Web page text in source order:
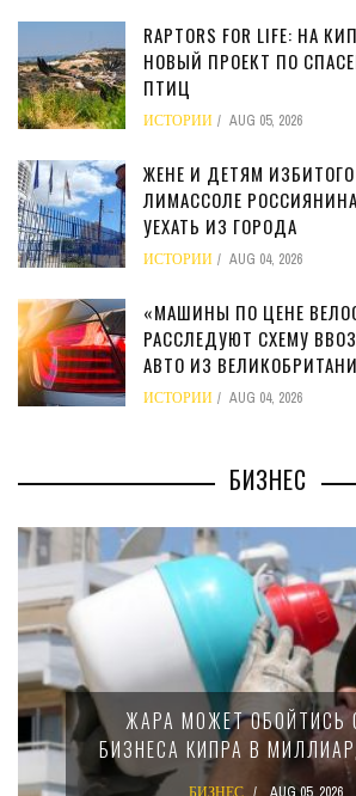
RAPTORS FOR LIFE: НА
НОВЫЙ ПРОЕКТ ПО
ПТИЦ
ИСТОРИИ AUG 05, 2026
ЖЕНЕ И ДЕТЯМ
ЛИМАССОЛЕ
УЕХАТЬ ИЗ ГОРОДА
ИСТОРИИ AUG 04, 2026
«МАШИНЫ ПО ЦЕНЕ
РАССЛЕДУЮТ СХЕМУ
АВТО ИЗ
ИСТОРИИ AUG 04, 2026
БИЗНЕС
ЖАРА МОЖЕТ ОБОЙТИСЬ
БИЗНЕСА КИПРА В